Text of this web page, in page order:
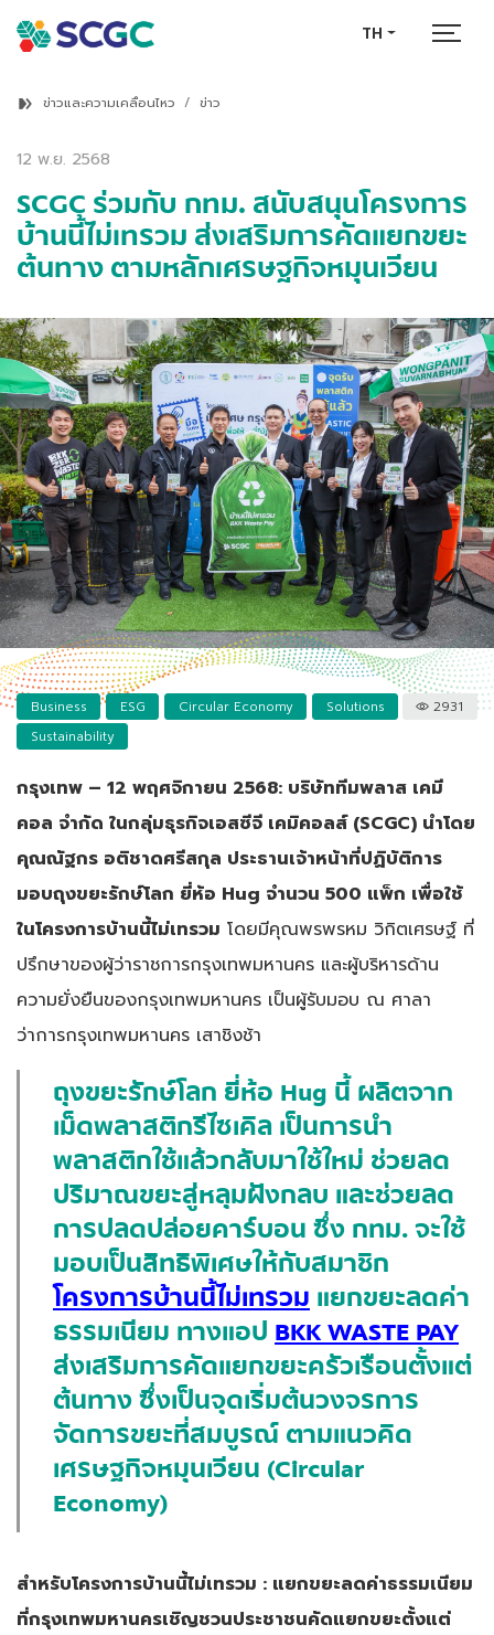
TH
ข่าวและความเคลื่อนไหว ข่าว
12 พ.ย. 2568
SCGC ร่วมกับ กทม. สนับสนุนโครงการ
บ้านนี้ไม่เทรวม ส่งเสริมการคัดแยกขยะ
ต้นทาง ตามหลักเศรษฐกิจหมุนเวียน
Business ESG Circular Economy
Solutions
Sustainability
2931
กรุงเทพ – 12 พฤศจิกายน 2568: บริษัททีมพลาส เคมี
คอล จำกัด ในกลุ่มธุรกิจเอสซีจี เคมิคอลส์ (SCGC) นำโดย
คุณณัฐกร อติชาดศรีสกุล ประธานเจ้าหน้าที่ปฏิบัติการ
มอบถุงขยะรักษ์โลก ยี่ห้อ Hug จำนวน 500 แพ็ก เพื่อใช้
ในโครงการบ้านนี้ไม่เทรวม โดยมีคุณพรพรหม วิกิตเศรษฐ์ ที่
ปรึกษาของผู้ว่าราชการกรุงเทพมหานคร และผู้บริหารด้าน
ความยั่งยืนของกรุงเทพมหานคร เป็นผู้รับมอบ ณ ศาลา
ว่าการกรุงเทพมหานคร เสาชิงช้า
ถุงขยะรักษ์โลก ยี่ห้อ Hug นี้ ผลิตจาก
เม็ดพลาสติกรีไซเคิล เป็นการนำ
พลาสติกใช้แล้วกลับมาใช้ใหม่ ช่วยลด
ปริมาณขยะสู่หลุมฝังกลบ และช่วยลด
การปลดปล่อยคาร์บอน ซึ่ง กทม. จะใช้
มอบเป็นสิทธิพิเศษให้กับสมาชิก
โครงการบ้านนี้ไม่เทรวมแยกขยะลดค่า
ธรรมเนียม ทางแอปBKK WASTE PAY
ส่งเสริมการคัดแยกขยะครัวเรือนตั้งแต่
ต้นทาง ซึ่งเป็นจุดเริ่มต้นวงจรการ
จัดการขยะที่สมบูรณ์ ตามแนวคิด
เศรษฐกิจหมุนเวียน (Circular
Economy)
สำหรับโครงการบ้านนี้ไม่เทรวม : แยกขยะลดค่าธรรมเนียม
ที่กรุงเทพมหานครเชิญชวนประชาชนคัดแยกขยะตั้งแต่